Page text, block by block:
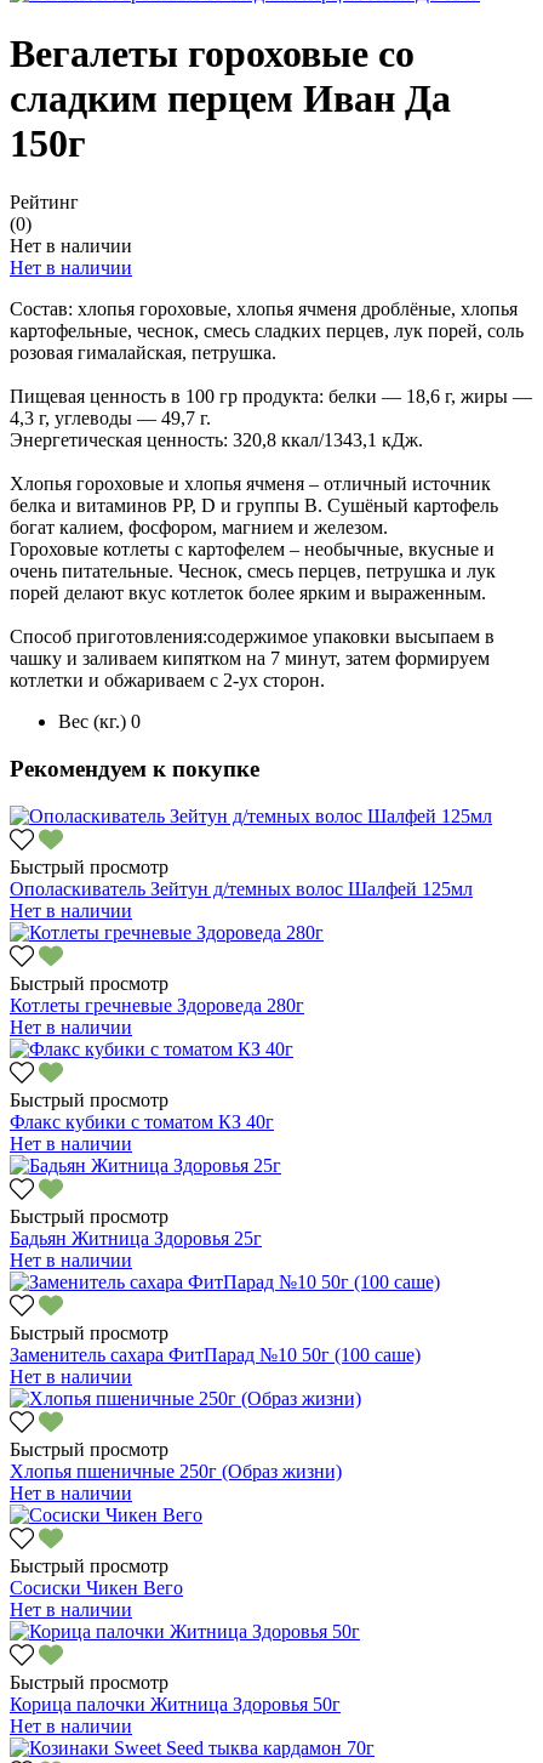
Вегалеты гороховые со
сладким перцем Иван Да
150г
Рейтинг
(0)
Нет в наличии
Нет в наличии
Состав: хлопья гороховые, хлопья ячменя дроблёные, хлопья
картофельные, чеснок, смесь сладких перцев, лук порей, соль
розовая гималайская, петрушка.
Пищевая ценность в 100 гр продукта: белки — 18,6 г, жиры —
4,3 г, углеводы — 49,7 г.
Энергетическая ценность: 320,8 ккал/1343,1 кДж.
Хлопья гороховые и хлопья ячменя – отличный источник
белка и витаминов PP, D и группы B. Сушёный картофель
богат калием, фосфором, магнием и железом.
Гороховые котлеты с картофелем – необычные, вкусные и
очень питательные. Чеснок, смесь перцев, петрушка и лук
порей делают вкус котлеток более ярким и выраженным.
Способ приготовления:содержимое упаковки высыпаем в
чашку и заливаем кипятком на 7 минут, затем формируем
котлетки и обжариваем с 2-ух сторон.
Вес (кг.) 0
Рекомендуем к покупке
Быстрый просмотр
Ополаскиватель Зейтун д/темных волос Шалфей 125мл
Нет в наличии
Быстрый просмотр
Котлеты гречневые Здороведа 280г
Нет в наличии
Быстрый просмотр
Флакс кубики с томатом КЗ 40г
Нет в наличии
Быстрый просмотр
Бадьян Житница Здоровья 25г
Нет в наличии
Быстрый просмотр
Заменитель сахара ФитПарад №10 50г (100 саше)
Нет в наличии
Быстрый просмотр
Хлопья пшеничные 250г (Образ жизни)
Нет в наличии
Быстрый просмотр
Сосиски Чикен Вего
Нет в наличии
Быстрый просмотр
Корица палочки Житница Здоровья 50г
Нет в наличии